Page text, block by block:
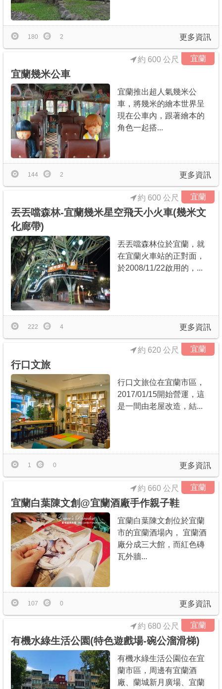
更多資訊
180 2
宜蘭
約 600 公尺
宜蘭幾米公車
宜蘭推出超人氣幾米公
車，將幾米的繪本世界呈
現在公車內，跟著繪本的
角色一起搭...
更多資訊
144 2
宜蘭
約 600 公尺
丟丟噹森林-宜蘭幾米星空飛天小火車(幾米文
化廊帶)
丟丟噹森林位於宜蘭，就
在宜蘭火車站的正對面，
於2008/11/22啟用的，...
更多資訊
222 4
宜蘭
約 620 公尺
行口文旅
行口文旅位在宜蘭市區，
2017/01/15開始營運，這
是一間由老屋改造，結...
更多資訊
1 0
宜蘭
約 660 公尺
宜蘭白葉陳文創@宜蘭酒廠手作親子鞋
宜蘭白葉陳文創位於宜蘭
市的宜蘭酒場內， 宜蘭酒
廠分成三大館，而紅色磚
瓦外牆...
更多資訊
107 0
宜蘭
約 680 公尺
有機水綠生活公園(特色遊戲場-碗公溜滑梯)
有機水綠生活公園位在宜
蘭市區，周邊有宜蘭酒
廠、蘭城新月廣場、宜蘭